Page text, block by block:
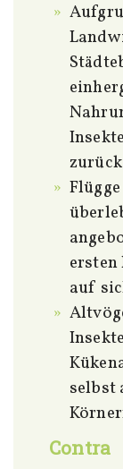
ersten
auf
selbst
Contra